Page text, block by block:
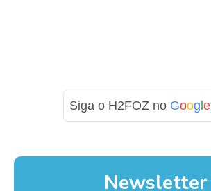
Siga o H2FOZ no Google
Newsletter